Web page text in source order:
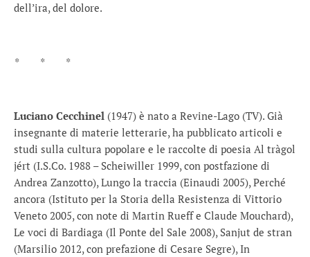
dell’ira, del dolore.
* * *
Luciano Cecchinel (1947) è nato a Revine-Lago (TV). Già
insegnante di materie letterarie, ha pubblicato articoli e
studi sulla cultura popolare e le raccolte di poesia Al tràgol
jért (I.S.Co. 1988 – Scheiwiller 1999, con postfazione di
Andrea Zanzotto), Lungo la traccia (Einaudi 2005), Perché
ancora (Istituto per la Storia della Resistenza di Vittorio
Veneto 2005, con note di Martin Rueff e Claude Mouchard),
Le voci di Bardiaga (Il Ponte del Sale 2008), Sanjut de stran
(Marsilio 2012, con prefazione di Cesare Segre), In